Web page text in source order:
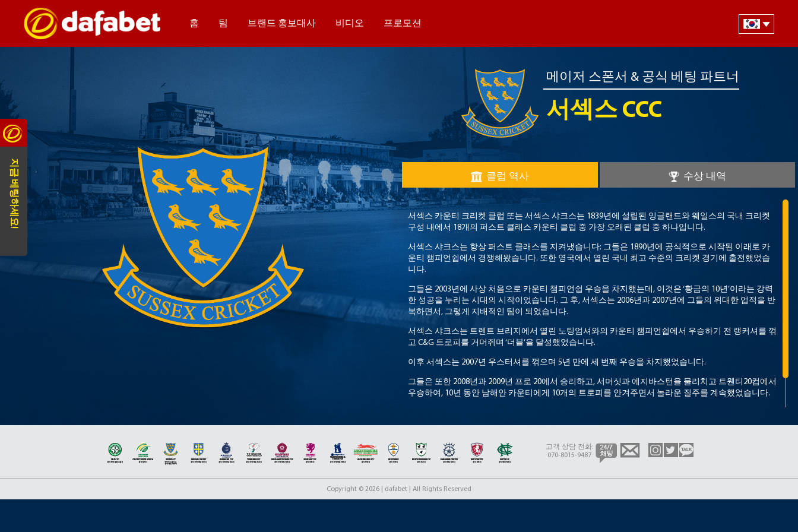
홈 팀 브랜드 홍보대사 비디오 프로모션
메이저 스폰서 & 공식 베팅 파트너
서섹스 CCC
클럽 역사 수상 내역
서섹스 카운티 크리켓 클럽 또는 서섹스 샤크스는 1839년에 설립된 잉글랜드와 웨일스의 국내 크리켓
구성 내에서 18개의 퍼스트 클래스 카운티 클럽 중 가장 오래된 클럽 중 하나입니다.
서섹스 샤크스는 항상 퍼스트 클래스를 지켜냈습니다; 그들은 1890년에 공식적으로 시작된 이래로 카
운티 챔피언쉽에서 경쟁해왔습니다. 또한 영국에서 열린 국내 최고 수준의 크리켓 경기에 출전했었습
니다.
그들은 2003년에 사상 처음으로 카운티 챔피언쉽 우승을 차지했는데, 이것은 ‘황금의 10년’이라는 강력
한 성공을 누리는 시대의 시작이었습니다. 그 후, 서섹스는 2006년과 2007년에 그들의 위대한 업적을 반
복하면서, 그렇게 지배적인 팀이 되었습니다.
서섹스 샤크스는 트렌트 브리지에서 열린 노팅엄셔와의 카운티 챔피언쉽에서 우승하기 전 랭커셔를 꺾
고 C&G 트로피를 거머쥐며 ‘더블’을 달성했었습니다.
이후 서섹스는 2007년 우스터셔를 꺾으며 5년 만에 세 번째 우승을 차지했었습니다.
그들은 또한 2008년과 2009년 프로 20에서 승리하고, 서머싯과 에지바스턴을 물리치고 트웬티20컵에서
우승하여, 10년 동안 남해안 카운티에게 10개의 트로피를 안겨주면서 놀라운 질주를 계속했었습니다.
공하는 서섹스 크리켓 재단 (SCF)과 통합되어 있습니다.
지금 베팅하세요!
고객 상담 전화:
070-8015-9487
Copyright © 2026 | dafabet | All Rights Reserved